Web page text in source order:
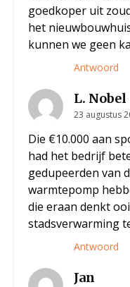
goedkoper uit
het
kunnen we geen
Antwoord
L. Nobel
23 augustus
Die €10.000 aan
had het bedrijf
gedupeerden van
warmtepomp
die eraan denkt
stadsverwarming
Antwoord
Jan